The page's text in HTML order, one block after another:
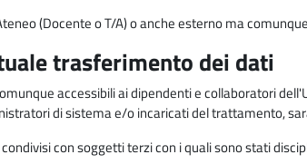
(Docente o T/A) o anche esterno ma
trasferimento dei dati
accessibili ai dipendenti e collaboratori
di sistema e/o incaricati del trattamento,
con soggetti terzi con i quali sono stati